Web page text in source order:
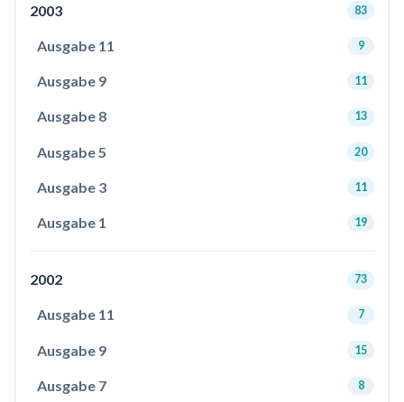
2003 83
Ausgabe 11 9
Ausgabe 9 11
Ausgabe 8 13
Ausgabe 5 20
Ausgabe 3 11
Ausgabe 1 19
2002 73
Ausgabe 11 7
Ausgabe 9 15
Ausgabe 7 8